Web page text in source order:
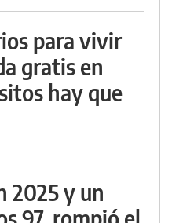
para vivir
gratis en
hay que
2025 y un